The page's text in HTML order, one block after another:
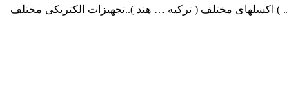
و ….. ) اکسلهای مختلف ( ترکیه … هند )..تجهیزات الکتریکی مختلف